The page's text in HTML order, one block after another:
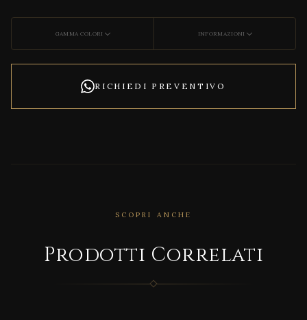
GAMMA COLORI INFORMAZIONI
RICHIEDI PREVENTIVO
SCOPRI ANCHE
Prodotti Correlati
CORRELATO